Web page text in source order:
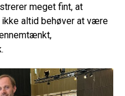
meget fint, at
altid behøver at være